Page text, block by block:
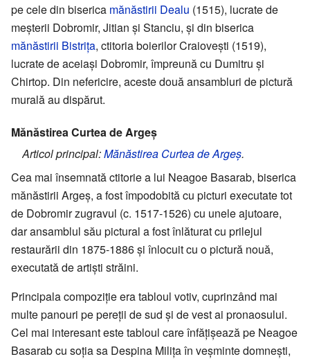
pe cele din biserica mănăstirii Dealu (1515), lucrate de
meșterii Dobromir, Jitian și Stanciu, și din biserica
mănăstirii Bistrița, ctitoria boierilor Craiovești (1519),
lucrate de aceiași Dobromir, împreună cu Dumitru și
Chirtop. Din nefericire, aceste două ansambluri de pictură
murală au dispărut.
Mănăstirea Curtea de Argeș
Articol principal:Mănăstirea Curtea de Argeș.
Cea mai însemnată ctitorie a lui Neagoe Basarab, biserica
mănăstirii Argeș, a fost împodobită cu picturi executate tot
de Dobromir zugravul (c. 1517-1526) cu unele ajutoare,
dar ansamblul său pictural a fost înlăturat cu prilejul
restaurării din 1875-1886 și înlocuit cu o pictură nouă,
executată de artiști străini.
Principala compoziție era tabloul votiv, cuprinzând mai
multe panouri pe pereții de sud și de vest ai pronaosului.
Cel mai interesant este tabloul care înfățișează pe Neagoe
Basarab cu soția sa Despina Milița în veșminte domnești,